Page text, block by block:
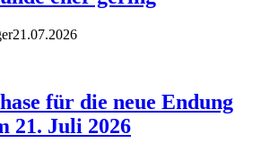
21.07.2026
für die neue Endung
21. Juli 2026